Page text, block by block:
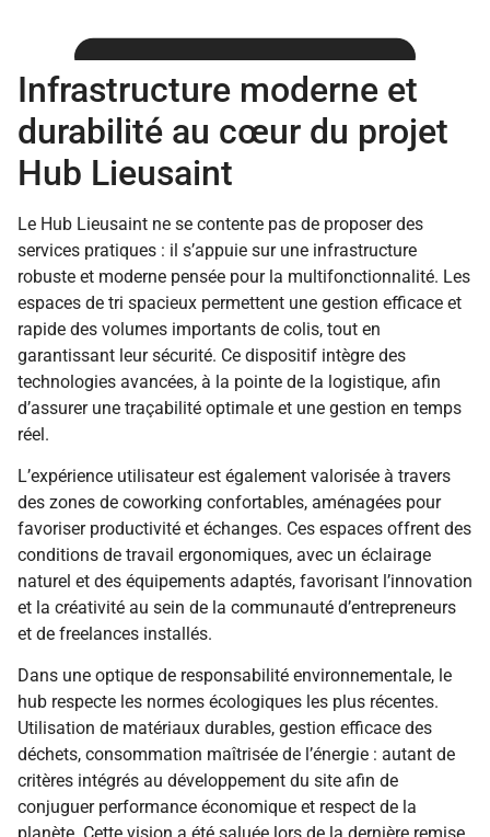
Conseils d'organisation
Optimisez votre temps avec une réservation intuitive et un
accompagnement pour vos événements.
Cliquez sur un service pour découvrir ses détails ici.
Infrastructure moderne et
durabilité au cœur du projet
Hub Lieusaint
Le Hub Lieusaint ne se contente pas de proposer des
services pratiques : il s’appuie sur une infrastructure
robuste et moderne pensée pour la multifonctionnalité. Les
espaces de tri spacieux permettent une gestion efficace et
rapide des volumes importants de colis, tout en
garantissant leur sécurité. Ce dispositif intègre des
technologies avancées, à la pointe de la logistique, afin
d’assurer une traçabilité optimale et une gestion en temps
réel.
L’expérience utilisateur est également valorisée à travers
des zones de coworking confortables, aménagées pour
favoriser productivité et échanges. Ces espaces offrent des
conditions de travail ergonomiques, avec un éclairage
naturel et des équipements adaptés, favorisant l’innovation
et la créativité au sein de la communauté d’entrepreneurs
et de freelances installés.
Dans une optique de responsabilité environnementale, le
hub respecte les normes écologiques les plus récentes.
Utilisation de matériaux durables, gestion efficace des
déchets, consommation maîtrisée de l’énergie : autant de
critères intégrés au développement du site afin de
conjuguer performance économique et respect de la